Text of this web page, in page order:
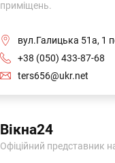
приміщень.
вул.Галицька 51а, 1
+38 (050) 433-87-68
ters656@ukr.net
Вікна24
Офіційний представник